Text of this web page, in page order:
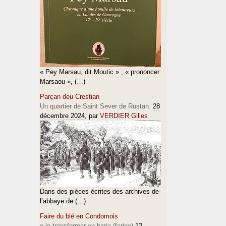
« Pey Marsau, dit Moutic » ; « prononcer
Marsaou », (…)
Parçan deu Crestian
Un quartier de Saint Sever de Rustan. 28
décembre 2024, par VERDIER Gilles
Dans des pièces écrites des archives de
l’abbaye de (…)
Faire du blé en Condomois